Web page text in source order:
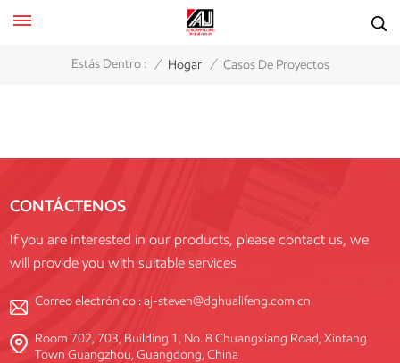
Estás Dentro : / Hogar / Casos De Proyectos
CONTÁCTENOS
If you are interested in our products, please contact us, we
will provide you with suitable services
Correo electrónico :aj-steven@dghualifeng.com.cn
Room 702, 703, Building 1, No. 8 Chuangxiang Road, Xintang
Town Guangzhou, Guangdong, China